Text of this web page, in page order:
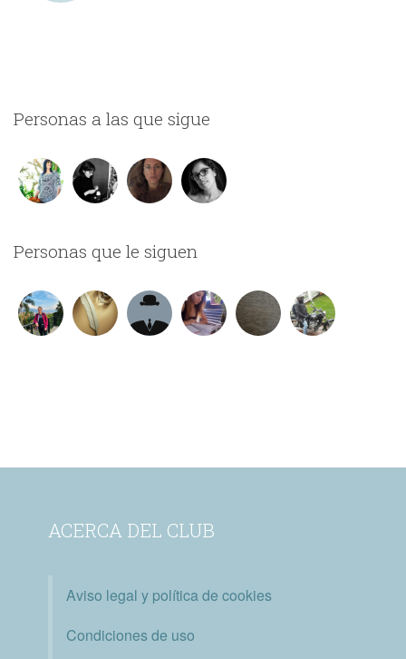
Personas a las que sigue
Personas que le siguen
ACERCA DEL CLUB
Aviso legal y política de cookies
Condiciones de uso